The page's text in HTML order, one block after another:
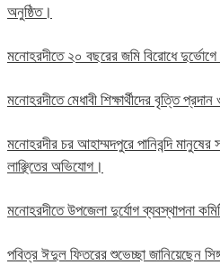
অনুষ্ঠিত।
মনোহরদীতে ২০ বছরের জমি বিরোধে দুর্ভোগে
মনোহরদীতে মেধাবী শিক্ষার্থীদের বৃত্তি
মনোহরদীর চর আহাম্মদপুরে পানিবন্দি মানুষের
লাঞ্ছিতের অভিযোগ।
মনোহরদীতে উপজেলা দুর্যোগ ব্যবস্থাপনা
পবিত্র ঈদুল ফিতরের শুভেচ্ছা জানিয়েছেন